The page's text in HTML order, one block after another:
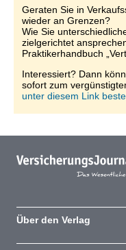
Geraten Sie in
wieder an Grenzen?
Wie Sie
zielgerichtet
Praktikerhandbuch
Interessiert? Dann
sofort zum
unter diesem Link
Über den Verlag